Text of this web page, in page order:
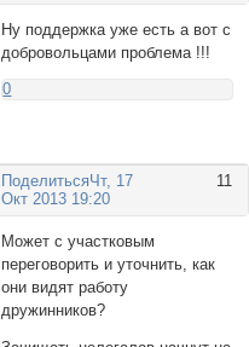
Ну поддержка уже есть а вот с
добровольцами проблема !!!
0
Поделиться 11
Чт, 17
Окт 2013 19:20
Может с участковым
переговорить и уточнить, как
они видят работу
дружинников?